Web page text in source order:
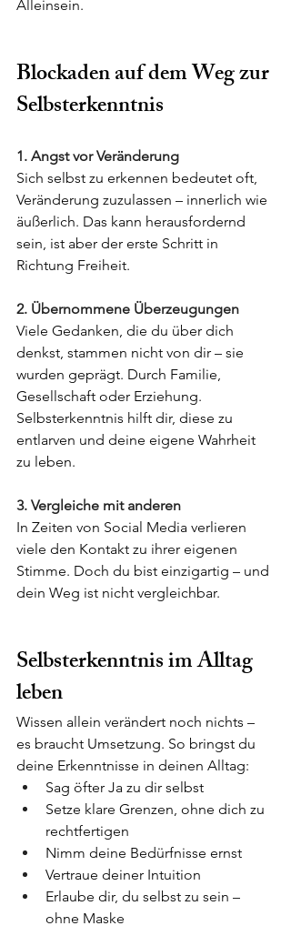
Alleinsein.
Blockaden auf dem Weg zur
Selbsterkenntnis
1. Angst vor Veränderung
Sich selbst zu erkennen bedeutet oft,
Veränderung zuzulassen – innerlich wie
äußerlich. Das kann herausfordernd
sein, ist aber der erste Schritt in
Richtung Freiheit.
2. Übernommene Überzeugungen
Viele Gedanken, die du über dich
denkst, stammen nicht von dir – sie
wurden geprägt. Durch Familie,
Gesellschaft oder Erziehung.
Selbsterkenntnis hilft dir, diese zu
entlarven und deine eigene Wahrheit
zu leben.
3. Vergleiche mit anderen
In Zeiten von Social Media verlieren
viele den Kontakt zu ihrer eigenen
Stimme. Doch du bist einzigartig – und
dein Weg ist nicht vergleichbar.
Selbsterkenntnis im Alltag
leben
Wissen allein verändert noch nichts –
es braucht Umsetzung. So bringst du
deine Erkenntnisse in deinen Alltag:
Sag öfter Ja zu dir selbst
Setze klare Grenzen, ohne dich zu
rechtfertigen
Nimm deine Bedürfnisse ernst
Vertraue deiner Intuition
Erlaube dir, du selbst zu sein –
ohne Maske